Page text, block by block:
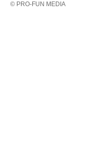
© PRO-FUN MEDIA